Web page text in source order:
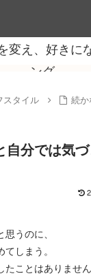
変え、好きに
ング
スタイル
続
自分では気
うのに、
しまう。
ことはありません